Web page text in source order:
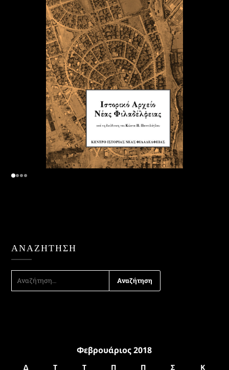
ΑΝΑΖΉΤΗΣΗ
ΑΝΑΖΉΤΗΣΗ
ΓΙΑ:
Φεβρουάριος 2018
Δ Τ Τ Π Π Σ
Κ